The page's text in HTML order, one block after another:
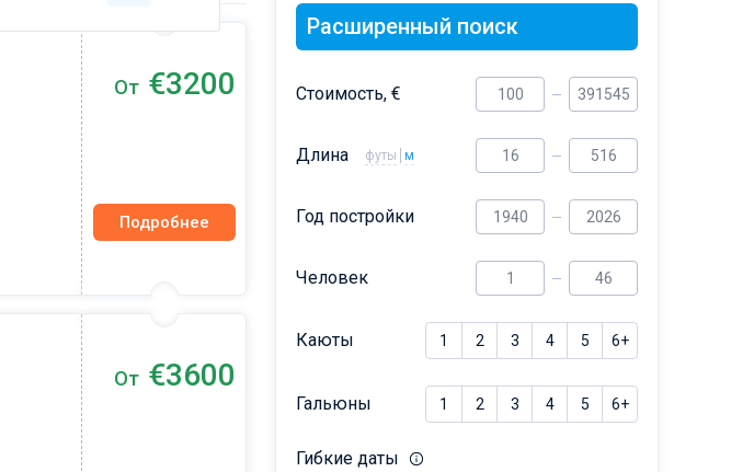
От €3200
Подробнее
От €3600
Расширенный поиск
Стоимость, €
Длина футы м
Год постройки
Человек
Каюты 1 2 3 4 5 6+
Гальюны 1 2 3 4 5 6+
Гибкие даты